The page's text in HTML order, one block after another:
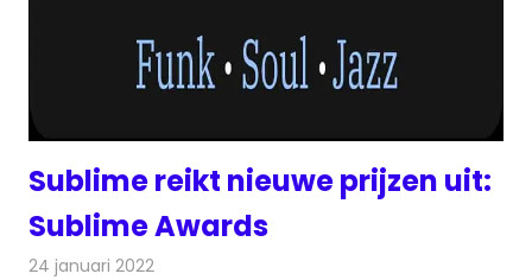
Sublime reikt nieuwe prijzen uit:
Sublime Awards
24 januari 2022